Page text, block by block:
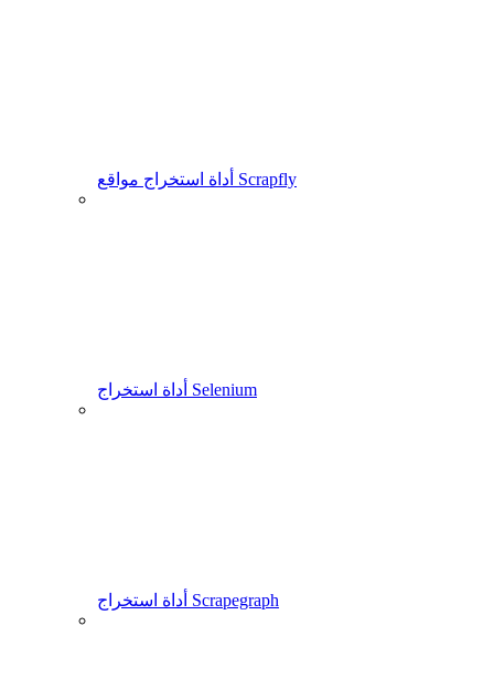
أداة استخراج مواقع Scrapfly
أداة استخراج Selenium
أداة استخراج Scrapegraph